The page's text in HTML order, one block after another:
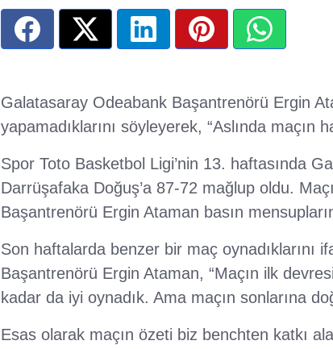
Galatasaray Odeabank Başantrenörü Ergin
yapamadıklarını söyleyerek, “Aslında maçın
Spor Toto Basketbol Ligi’nin 13. haftasında
Darrüşafaka Doğuş’a 87-72 mağlup oldu.
Başantrenörü Ergin Ataman basın
Son haftalarda benzer bir maç oynadıklarını
Başantrenörü Ergin Ataman, “Maçın ilk
kadar da iyi oynadık. Ama maçın sonlarına
Esas olarak maçın özeti biz benchten katkı